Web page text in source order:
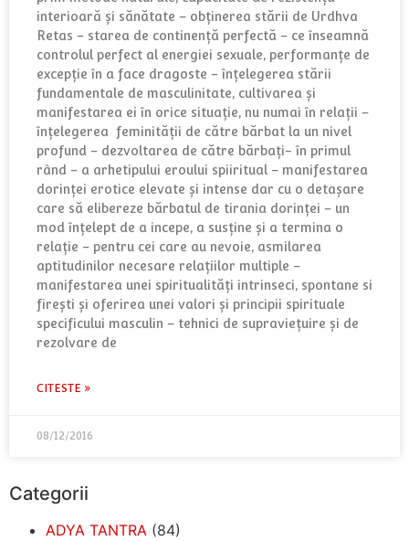
interioară și sănătate – obținerea stării de Urdhva
Retas – starea de continență perfectă – ce înseamnă
controlul perfect al energiei sexuale, performanțe de
excepție în a face dragoste – înțelegerea stării
fundamentale de masculinitate, cultivarea și
manifestarea ei în orice situație, nu numai în relații –
înțelegerea feminității de către bărbat la un nivel
profund – dezvoltarea de către bărbați- în primul
rând – a arhetipului eroului spiiritual – manifestarea
dorinței erotice elevate și intense dar cu o detașare
care să elibereze bărbatul de tirania dorinței – un
mod înțelept de a incepe, a susține și a termina o
relație – pentru cei care au nevoie, asmilarea
aptitudinilor necesare relațiilor multiple –
manifestarea unei spiritualități intrinseci, spontane si
firești și oferirea unei valori și principii spirituale
specificului masculin – tehnici de supraviețuire și de
rezolvare de
CITESTE »
08/12/2016
Categorii
ADYA TANTRA (84)